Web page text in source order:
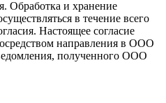
Обработка и хранение
в течение всего
Настоящее согласие
направления в ООО
полученного ООО